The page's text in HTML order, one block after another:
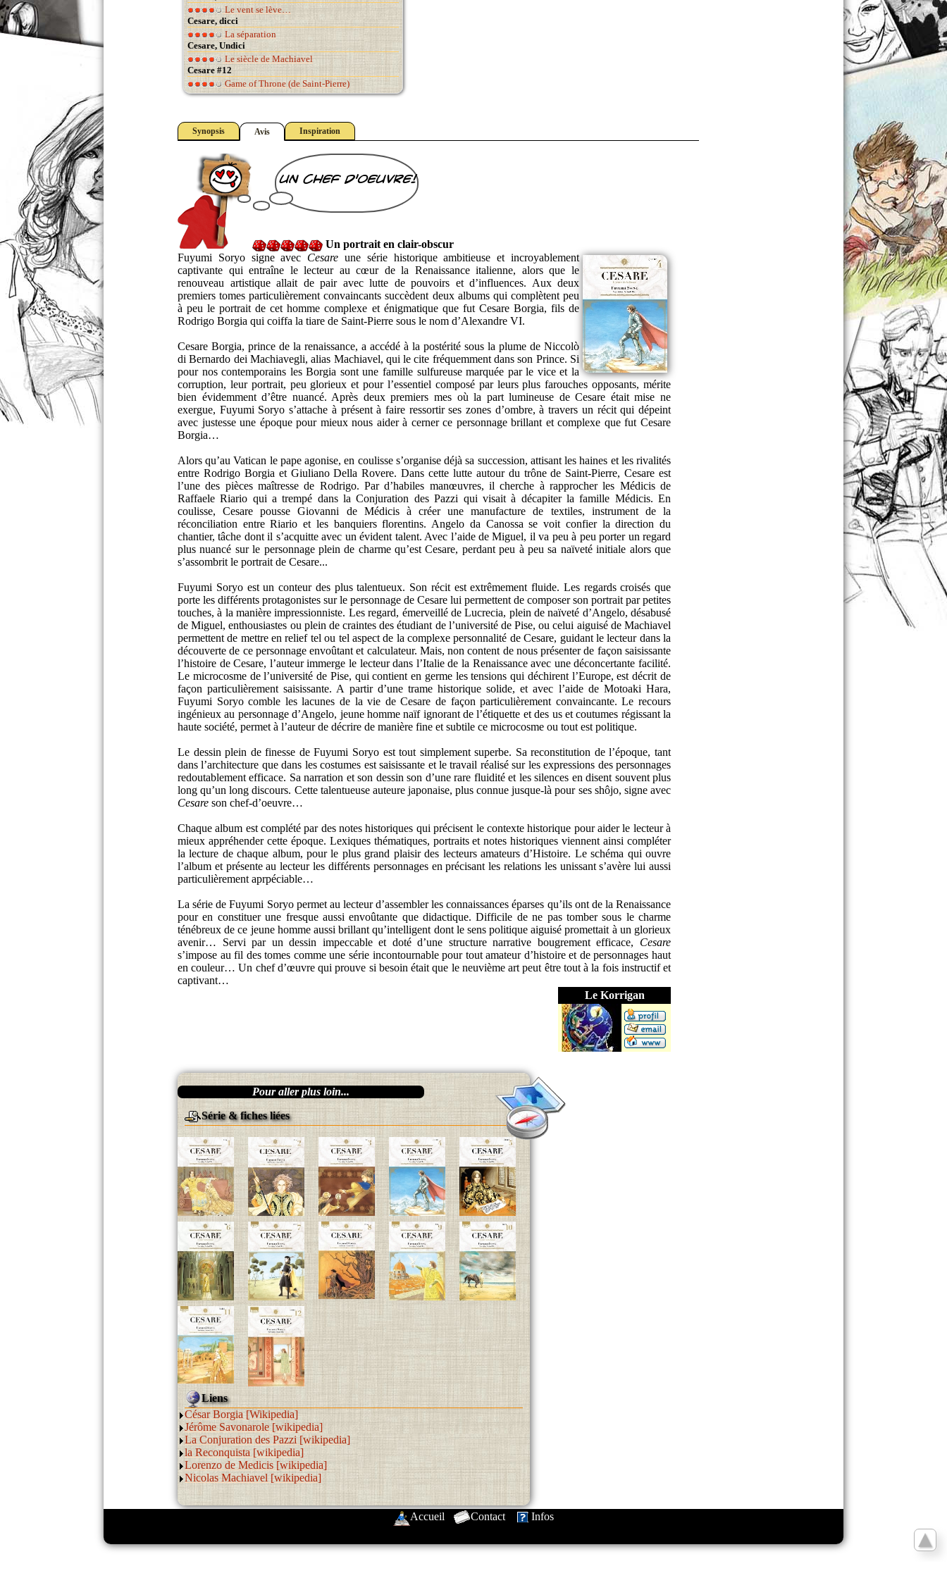
Le vent se lève…
Cesare, dicci
La séparation
Cesare, Undici
Le siècle de Machiavel
Cesare #12
Game of Throne (de Saint-Pierre)
Synopsis Avis Inspiration
un chef d'oeuvre!
Un portrait en clair-obscur
Fuyumi Soryo signe avec Cesare une série historique ambitieuse et incroyablement
captivante qui entraîne le lecteur au cœur de la Renaissance italienne, alors que le
renouveau artistique allait de pair avec lutte de pouvoirs et d’influences. Aux deux
premiers tomes particulièrement convaincants succèdent deux albums qui complètent peu
à peu le portrait de cet homme complexe et énigmatique que fut Cesare Borgia, fils de
Rodrigo Borgia qui coiffa la tiare de Saint-Pierre sous le nom d’Alexandre VI.
Cesare Borgia, prince de la renaissance, a accédé à la postérité sous la plume de Niccolò
di Bernardo dei Machiavegli, alias Machiavel, qui le cite fréquemment dans son Prince. Si
pour nos contemporains les Borgia sont une famille sulfureuse marquée par le vice et la
corruption, leur portrait, peu glorieux et pour l’essentiel composé par leurs plus farouches opposants, mérite
bien évidemment d’être nuancé. Après deux premiers mes où la part lumineuse de Cesare était mise ne
exergue, Fuyumi Soryo s’attache à présent à faire ressortir ses zones d’ombre, à travers un récit qui dépeint
avec justesse une époque pour mieux nous aider à cerner ce personnage brillant et complexe que fut Cesare
Borgia…
Alors qu’au Vatican le pape agonise, en coulisse s’organise déjà sa succession, attisant les haines et les rivalités
entre Rodrigo Borgia et Giuliano Della Rovere. Dans cette lutte autour du trône de Saint-Pierre, Cesare est
l’une des pièces maîtresse de Rodrigo. Par d’habiles manœuvres, il cherche à rapprocher les Médicis de
Raffaele Riario qui a trempé dans la Conjuration des Pazzi qui visait à décapiter la famille Médicis. En
coulisse, Cesare pousse Giovanni de Médicis à créer une manufacture de textiles, instrument de la
réconciliation entre Riario et les banquiers florentins. Angelo da Canossa se voit confier la direction du
chantier, tâche dont il s’acquitte avec un évident talent. Avec l’aide de Miguel, il va peu à peu porter un regard
plus nuancé sur le personnage plein de charme qu’est Cesare, perdant peu à peu sa naïveté initiale alors que
s’assombrit le portrait de Cesare...
Fuyumi Soryo est un conteur des plus talentueux. Son récit est extrêmement fluide. Les regards croisés que
porte les différents protagonistes sur le personnage de Cesare lui permettent de composer son portrait par petites
touches, à la manière impressionniste. Les regard, émerveillé de Lucrecia, plein de naïveté d’Angelo, désabusé
de Miguel, enthousiastes ou plein de craintes des étudiant de l’université de Pise, ou celui aiguisé de Machiavel
permettent de mettre en relief tel ou tel aspect de la complexe personnalité de Cesare, guidant le lecteur dans la
découverte de ce personnage envoûtant et calculateur. Mais, non content de nous présenter de façon saisissante
l’histoire de Cesare, l’auteur immerge le lecteur dans l’Italie de la Renaissance avec une déconcertante facilité.
Le microcosme de l’université de Pise, qui contient en germe les tensions qui déchirent l’Europe, est décrit de
façon particulièrement saisissante. A partir d’une trame historique solide, et avec l’aide de Motoaki Hara,
Fuyumi Soryo comble les lacunes de la vie de Cesare de façon particulièrement convaincante. Le recours
ingénieux au personnage d’Angelo, jeune homme naïf ignorant de l’étiquette et des us et coutumes régissant la
haute société, permet à l’auteur de décrire de manière fine et subtile ce microcosme ou tout est politique.
Le dessin plein de finesse de Fuyumi Soryo est tout simplement superbe. Sa reconstitution de l’époque, tant
dans l’architecture que dans les costumes est saisissante et le travail réalisé sur les expressions des personnages
redoutablement efficace. Sa narration et son dessin son d’une rare fluidité et les silences en disent souvent plus
long qu’un long discours. Cette talentueuse auteure japonaise, plus connue jusque-là pour ses shôjo, signe avec
Cesare son chef-d’oeuvre…
Chaque album est complété par des notes historiques qui précisent le contexte historique pour aider le lecteur à
mieux appréhender cette époque. Lexiques thématiques, portraits et notes historiques viennent ainsi compléter
la lecture de chaque album, pour le plus grand plaisir des lecteurs amateurs d’Histoire. Le schéma qui ouvre
l’album et présente au lecteur les différents personnages en précisant les relations les unissant s’avère lui aussi
particulièrement aprpéciable…
La série de Fuyumi Soryo permet au lecteur d’assembler les connaissances éparses qu’ils ont de la Renaissance
pour en constituer une fresque aussi envoûtante que didactique. Difficile de ne pas tomber sous le charme
ténébreux de ce jeune homme aussi brillant qu’intelligent dont le sens politique aiguisé promettait à un glorieux
avenir… Servi par un dessin impeccable et doté d’une structure narrative bougrement efficace, Cesare
s’impose au fil des tomes comme une série incontournable pour tout amateur d’histoire et de personnages haut
en couleur… Un chef d’œuvre qui prouve si besoin était que le neuvième art peut être tout à la fois instructif et
captivant…
Le Korrigan
Pour aller plus loin...
Série & fiches liées
Liens
César Borgia [Wikipedia]
Jérôme Savonarole [wikipedia]
La Conjuration des Pazzi [wikipedia]
la Reconquista [wikipedia]
Lorenzo de Medicis [wikipedia]
Nicolas Machiavel [wikipedia]
Accueil Contact Infos